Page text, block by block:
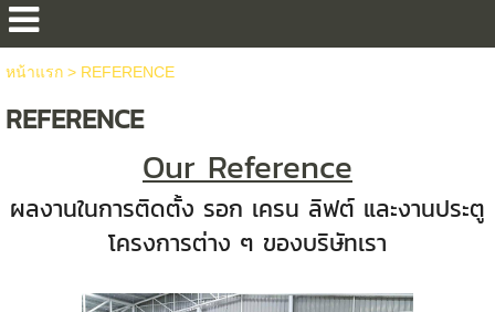
หน้าแรก> REFERENCE
REFERENCE
Our Reference
ผลงานในการติดตั้ง รอก เครน ลิฟต์ และงานประตู
โครงการต่าง ๆ ของบริษัทเรา